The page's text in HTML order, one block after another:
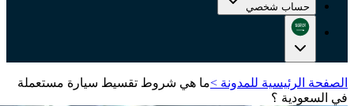
حساب شخصي
الصفحة الرئيسية للمدونة >ما هي شروط تقسيط سيارة مستعملة
في السعودية ؟